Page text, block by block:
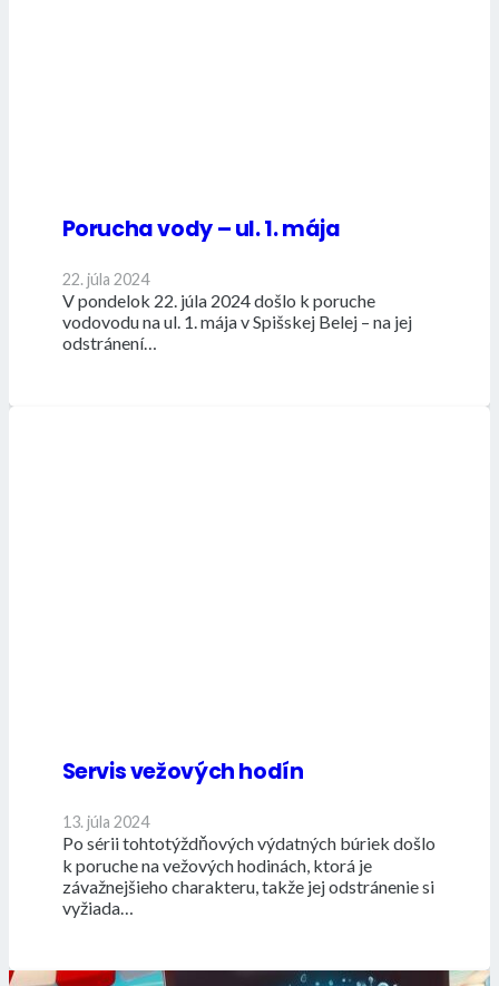
Porucha vody – ul. 1. mája
22. júla 2024
V pondelok 22. júla 2024 došlo k poruche
vodovodu na ul. 1. mája v Spišskej Belej – na jej
odstránení…
Servis vežových hodín
13. júla 2024
Po sérii tohtotýždňových výdatných búriek došlo
k poruche na vežových hodinách, ktorá je
závažnejšieho charakteru, takže jej odstránenie si
vyžiada…